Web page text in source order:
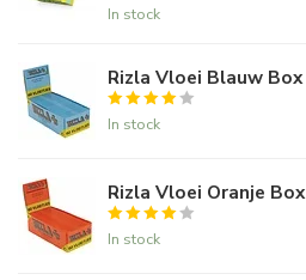
In stock
Rizla Vloei Blauw Box
In stock
Rizla Vloei Oranje Box
In stock